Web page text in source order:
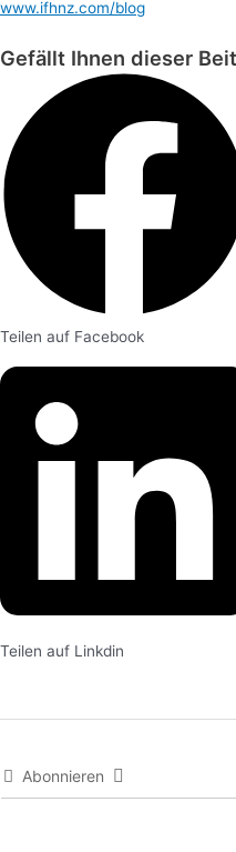
www.ifhnz.com/blog
Gefällt Ihnen dieser
Teilen auf Facebook
Teilen auf Linkdin
Abonnieren